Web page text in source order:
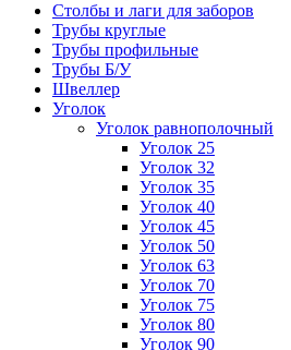
Столбы и лаги для заборов
Трубы круглые
Трубы профильные
Трубы Б/У
Швеллер
Уголок
Уголок равнополочный
Уголок 25
Уголок 32
Уголок 35
Уголок 40
Уголок 45
Уголок 50
Уголок 63
Уголок 70
Уголок 75
Уголок 80
Уголок 90